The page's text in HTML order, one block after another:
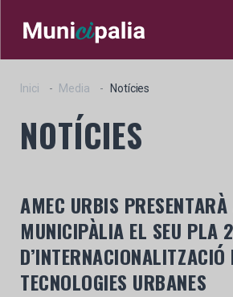
Inici Media Notícies
NOTÍCIES
AMEC URBIS
MUNICIPÀLIA EL SEU PLA
D’INTERNACIONALITZACIÓ
TECNOLOGIES URBANES